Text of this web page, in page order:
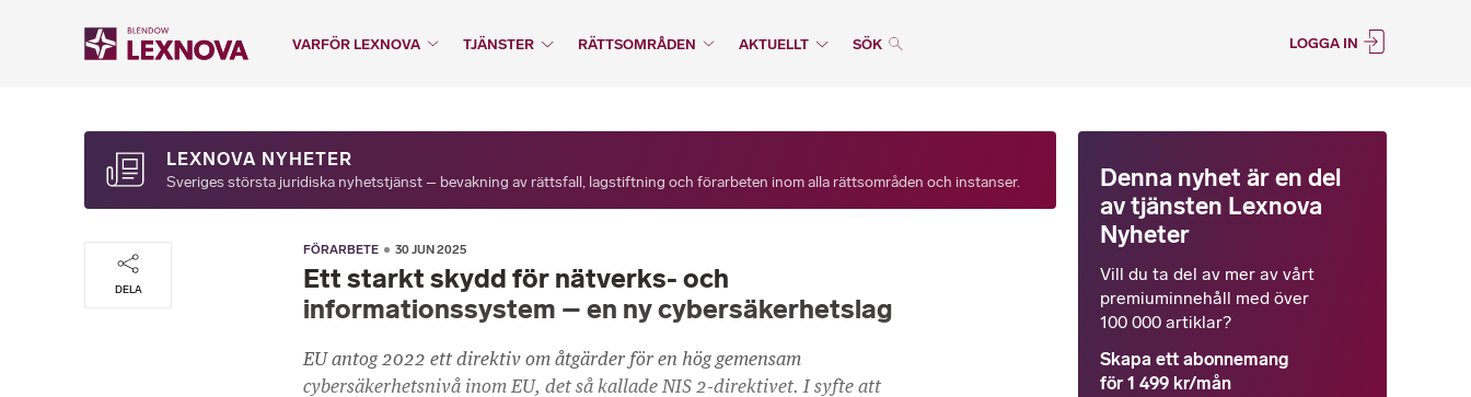
VARFÖR LEXNOVA TJÄNSTER RÄTTSOMRÅDEN AKTUELLT SÖK LOGGA IN
LEXNOVA NYHETER
Sveriges största juridiska nyhetstjänst – bevakning av rättsfall, lagstiftning och förarbeten inom alla rättsområden och instanser.
DELA
FÖRARBETE 30 JUN 2025
Ett starkt skydd för nätverks- och
informationssystem – en ny cybersäkerhetslag
EU antog 2022 ett direktiv om åtgärder för en hög gemensam
cybersäkerhetsnivå inom EU, det så kallade NIS 2-direktivet. I syfte att
Denna nyhet är en del
av tjänsten Lexnova
Nyheter
Vill du ta del av mer av vårt
premiuminnehåll med över
100 000 artiklar?
Skapa ett abonnemang
för 1 499 kr/mån